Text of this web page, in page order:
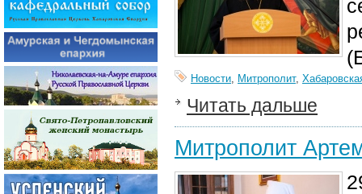
Новости, Митрополит,
Читать дальше
Митрополит